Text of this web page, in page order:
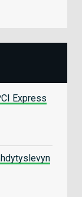
Express